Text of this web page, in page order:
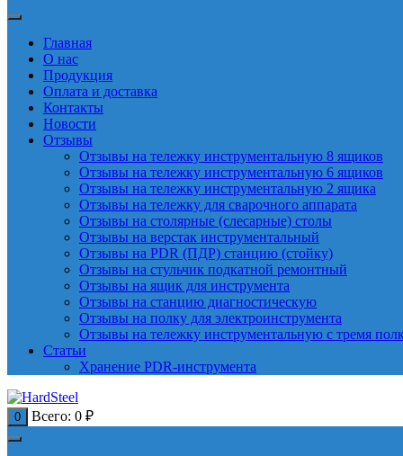
Главная
О нас
Продукция
Оплата и доставка
Контакты
Новости
Отзывы
Отзывы на тележку инструментальную 8 ящиков
Отзывы на тележку инструментальную 6 ящиков
Отзывы на тележку инструментальную 2 ящика
Отзывы на тележку для сварочного аппарата
Отзывы на столярные (слесарные) столы
Отзывы на верстак инструментальный
Отзывы на PDR (ПДР) станцию (стойку)
Отзывы на стульчик подкатной ремонтный
Отзывы на ящик для инструмента
Отзывы на станцию диагностическую
Отзывы на полку для электроинструмента
Отзывы на тележку инструментальную с тремя
Статьи
Хранение PDR-инструмента
0 Всего: 0 ₽